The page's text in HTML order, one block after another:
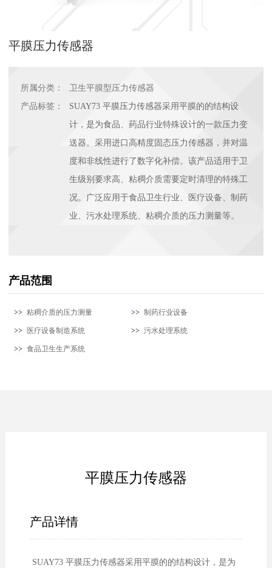
平膜压力传感器
所属分类：
卫生平膜型压力传感器
产品标签：
SUAY73 平膜压力传感器采用平膜的的结构设
计，是为食品、药品行业特殊设计的一款压力变
送器。采用进口高精度固态压力传感器，并对温
度和非线性进行了数字化补偿。该产品适用于卫
生级别要求高、粘稠介质需要定时清理的特殊工
况。广泛应用于食品卫生行业、医疗设备、制药
业、污水处理系统、粘稠介质的压力测量等。
产品范围
粘稠介质的压力测量 制药行业设备
医疗设备制造系统 污水处理系统
食品卫生生产系统
平膜压力传感器
产品详情
SUAY73 平膜压力传感器采用平膜的的结构设计，是为